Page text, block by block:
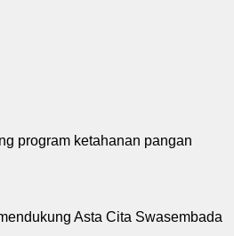
program ketahanan pangan
Asta Cita Swasembada